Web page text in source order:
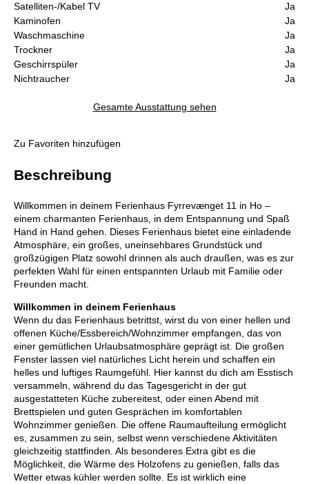
Satelliten-/Kabel TV
Ja
Kaminofen
Ja
Waschmaschine
Ja
Trockner
Ja
Geschirrspüler
Ja
Nichtraucher
Ja
Gesamte Ausstattung sehen
Zu Favoriten hinzufügen
Beschreibung
Willkommen in deinem Ferienhaus Fyrrevænget 11 in Ho –
einem charmanten Ferienhaus, in dem Entspannung und Spaß
Hand in Hand gehen. Dieses Ferienhaus bietet eine einladende
Atmosphäre, ein großes, uneinsehbares Grundstück und
großzügigen Platz sowohl drinnen als auch draußen, was es zur
perfekten Wahl für einen entspannten Urlaub mit Familie oder
Freunden macht.
Willkommen in deinem Ferienhaus
Wenn du das Ferienhaus betrittst, wirst du von einer hellen und
offenen Küche/Essbereich/Wohnzimmer empfangen, das von
einer gemütlichen Urlaubsatmosphäre geprägt ist. Die großen
Fenster lassen viel natürliches Licht herein und schaffen ein
helles und luftiges Raumgefühl. Hier kannst du dich am Esstisch
versammeln, während du das Tagesgericht in der gut
ausgestatteten Küche zubereitest, oder einen Abend mit
Brettspielen und guten Gesprächen im komfortablen
Wohnzimmer genießen. Die offene Raumaufteilung ermöglicht
es, zusammen zu sein, selbst wenn verschiedene Aktivitäten
gleichzeitig stattfinden. Als besonderes Extra gibt es die
Möglichkeit, die Wärme des Holzofens zu genießen, falls das
Wetter etwas kühler werden sollte. Es ist wirklich eine